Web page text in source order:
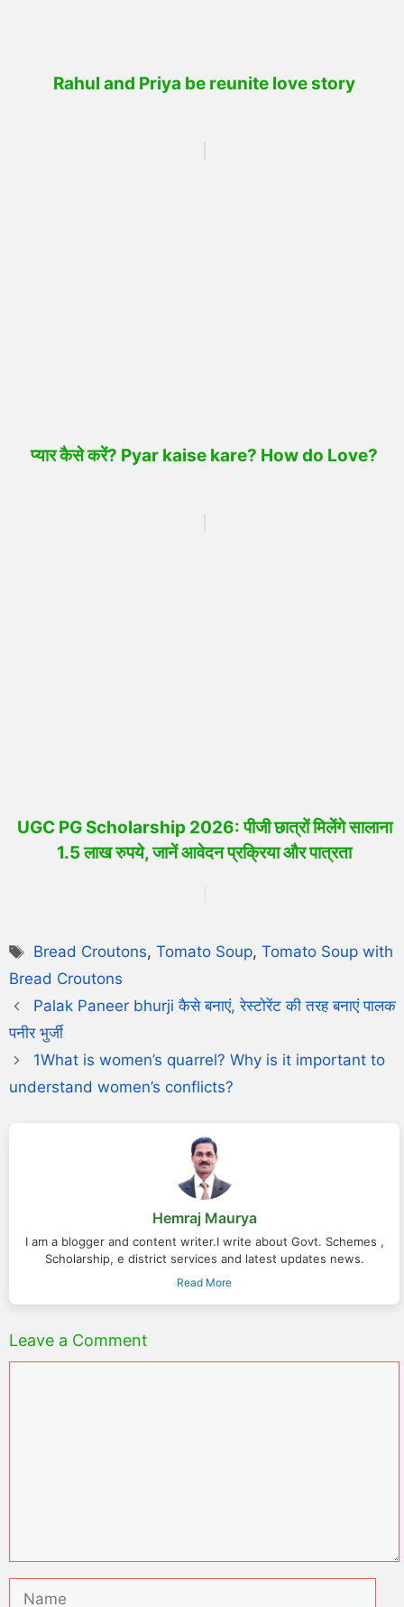
Rahul and Priya be reunite love story
प्यार कैसे करें? Pyar kaise kare? How do Love?
UGC PG Scholarship 2026: पीजी छात्रों मिलेंगे सालाना
1.5 लाख रुपये, जानें आवेदन प्रक्रिया और पात्रता
Bread Croutons,Tomato Soup,Tomato Soup with
Bread Croutons
Palak Paneer bhurji कैसे बनाएं, रेस्टोरेंट की तरह बनाएं पालक
पनीर भुर्जी
1What is women’s quarrel? Why is it important to
understand women’s conflicts?
Hemraj Maurya
I am a blogger and content writer.I write about Govt. Schemes ,
Scholarship, e district services and latest updates news.
Read More
Leave a Comment